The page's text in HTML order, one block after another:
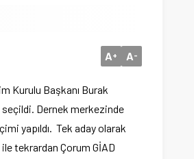
A+ A-
Kurulu Başkanı Burak
seçildi. Dernek merkezinde
yapıldı. Tek aday olarak
tekrardan Çorum GİAD